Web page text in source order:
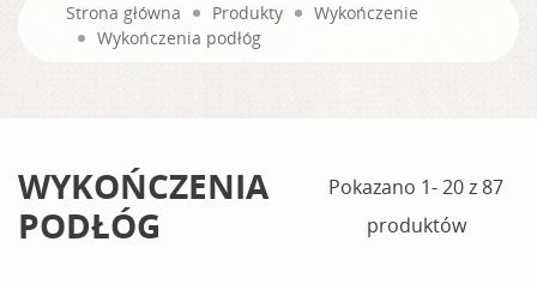
Strona główna Produkty
Wykończenie
Wykończenia podłóg
WYKOŃCZENIA
PODŁÓG
Pokazano 1- 20 z 87
produktów